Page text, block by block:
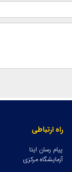
راه ارتباطی
پیام رسان ایتا
آزمایشگاه مرکزی